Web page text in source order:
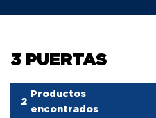
3 PUERTAS
2
Productos
encontrados